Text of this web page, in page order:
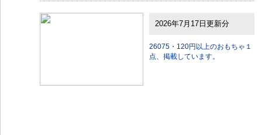
2026年7月17日更新分
26075・120円以上のおもちゃ１
点、掲載しています。